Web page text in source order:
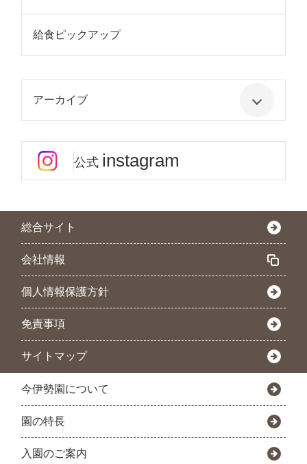
給食ピックアップ
アーカイブ
公式 instagram
総合サイト
会社情報
個人情報保護方針
免責事項
サイトマップ
今伊勢園について
園の特長
入園のご案内